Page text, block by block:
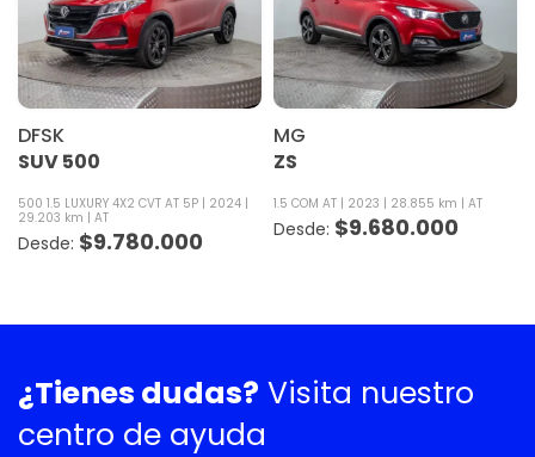
DFSK
SUV 500
500 1.5 LUXURY 4X2 CVT AT 5P
2024
29.203 km
AT
$9.780.000
MG
ZS
1.5 COM AT 2023 28.855 km AT
$9.680.000
¿Tienes dudas? Visita nuestro
centro de ayuda